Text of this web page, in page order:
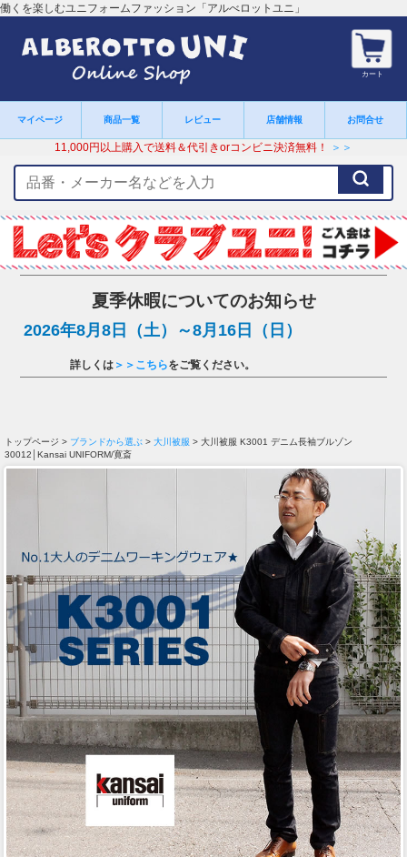
働くを楽しむユニフォームファッション「アルべロットユニ」
カート
マイページ 商品一覧 レビュー 店舗情報 お問合せ
11,000円以上購入で送料＆代引きorコンビニ決済無料！ ＞＞
ー
ワ
ー
ド
夏季休暇についてのお知らせ
2026年8月8日（土）～8月16日（日）
詳しくは ＞＞こちらをご覧ください。
トップページ > ブランドから選ぶ > 大川被服 > 大川被服 K3001 デニム長袖ブルゾン
30012│Kansai UNIFORM/寛斎